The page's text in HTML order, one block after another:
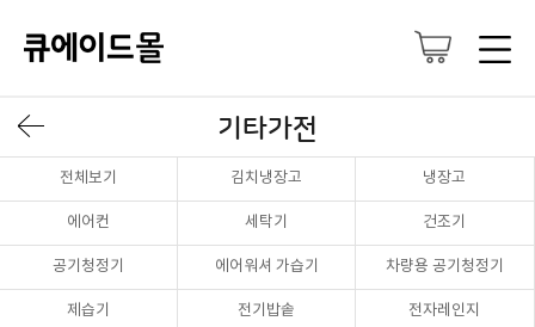
기타가전
전체보기 김치냉장고 냉장고
에어컨 세탁기 건조기
공기청정기 에어워셔 가습기 차량용 공기청정기
제습기 전기밥솥 전자레인지